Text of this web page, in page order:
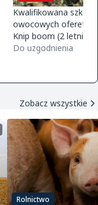
Kwalifikowana
owocowych ofereta
Knip boom (2 letnie)
golden m9 -jeronimo
Do uzgodnienia
Zobacz wszystkie
Rolnictwo